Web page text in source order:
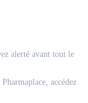
alerté avant tout le
accédez